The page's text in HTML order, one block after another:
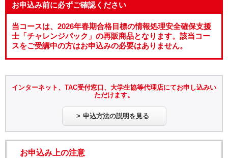
お申込み前に必ずご確認ください
当コースは、2026年春期合格目標の情報処理安全確保支援
士「チャレンジパック」の再販商品となります。該当コー
スをご受講中の方はお申込みの必要はありません。
インターネット、TAC受付窓口、大学生協等代理店にてお申し込みい
ただけます。
申込方法の説明を見る
お申込み上の注意